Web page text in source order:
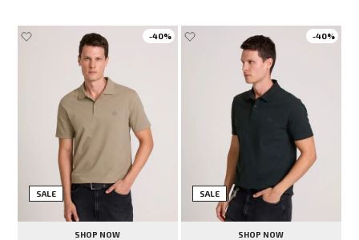
-40%
SALE
SHOP NOW
-40%
SALE
SHOP NOW